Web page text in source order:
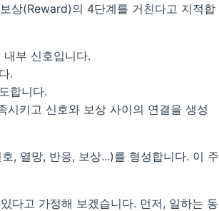
상(Reward)의 4단계를 거친다고 지적합
부 신호입니다.
.
합니다.
시키고 신호와 보상 사이의 연결을 생성
, 열망, 반응, 보상...)를 형성합니다. 이 주
다고 가정해 보겠습니다. 먼저, 일하는 동